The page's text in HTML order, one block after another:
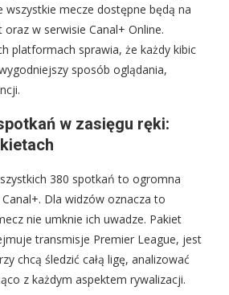
wszystkie mecze dostępne będą na
oraz w serwisie Canal+ Online.
platformach sprawia, że każdy kibic
sposób oglądania,
w zasięgu ręki:
380 spotkań to ogromna
Dla widzów oznacza to
nie umknie ich uwadze. Pakiet
transmisje Premier League, jest
chcą śledzić całą ligę, analizować
z każdym aspektem rywalizacji.